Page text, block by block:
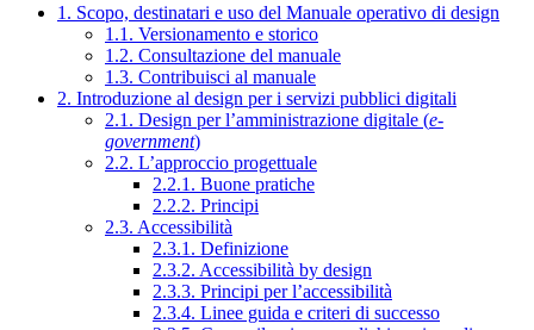
1. Scopo, destinatari e uso del Manuale operativo di design
1.1. Versionamento e storico
1.2. Consultazione del manuale
1.3. Contribuisci al manuale
2. Introduzione al design per i servizi pubblici digitali
2.1. Design per l’amministrazione digitale (e-
government)
2.2. L’approccio progettuale
2.2.1. Buone pratiche
2.2.2. Principi
2.3. Accessibilità
2.3.1. Definizione
2.3.2. Accessibilità by design
2.3.3. Principi per l’accessibilità
2.3.4. Linee guida e criteri di successo